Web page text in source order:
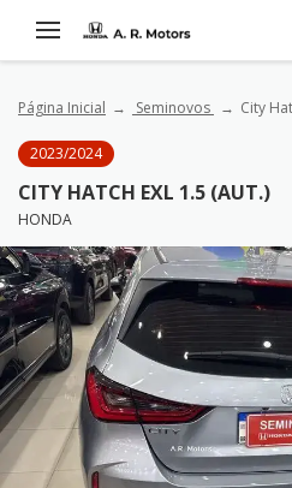
Página Inicial Seminovos City
2023/2024
CITY HATCH EXL 1.5 (AUT.)
HONDA